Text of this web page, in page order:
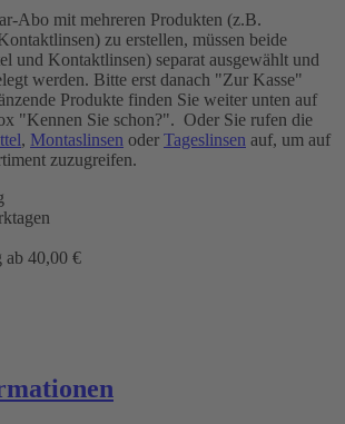
Abo mit mehreren Produkten (z.B.
zu erstellen, müssen beide
und Kontaktlinsen) separat ausgewählt und
werden. Bitte erst danach "Zur Kasse"
Produkte finden Sie weiter unten auf
"Kennen Sie schon?". Oder Sie rufen die
, Montaslinsen oder Tageslinsen auf, um auf
zuzugreifen.
ab 40,00 €